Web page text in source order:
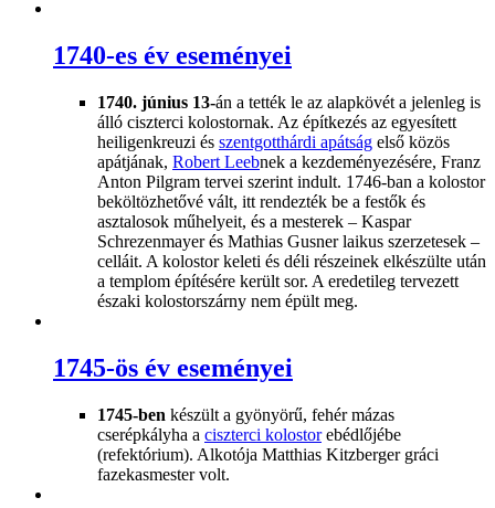
1740-es év eseményei
1740. június 13-án a tették le az alapkövét a jelenleg is
álló ciszterci kolostornak. Az építkezés az egyesített
heiligenkreuzi és szentgotthárdi apátság első közös
apátjának, Robert Leebnek a kezdeményezésére, Franz
Anton Pilgram tervei szerint indult. 1746-ban a kolostor
beköltözhetővé vált, itt rendezték be a festők és
asztalosok műhelyeit, és a mesterek – Kaspar
Schrezenmayer és Mathias Gusner laikus szerzetesek –
celláit. A kolostor keleti és déli részeinek elkészülte után
a templom építésére került sor. A eredetileg tervezett
északi kolostorszárny nem épült meg.
1745-ös év eseményei
1745-ben készült a gyönyörű, fehér mázas
cserépkályha a ciszterci kolostorebédlőjébe
(refektórium). Alkotója Matthias Kitzberger gráci
fazekasmester volt.